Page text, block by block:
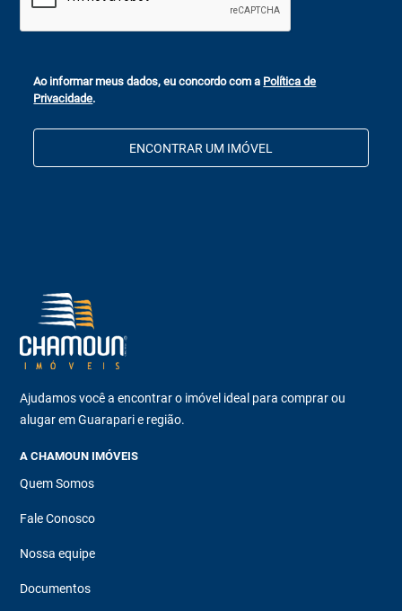
Ao informar meus dados, eu concordo com a Política de
Privacidade.
ENCONTRAR UM IMÓVEL
Ajudamos você a encontrar o imóvel ideal para comprar ou
alugar em Guarapari e região.
A CHAMOUN IMÓVEIS
Quem Somos
Fale Conosco
Nossa equipe
Documentos